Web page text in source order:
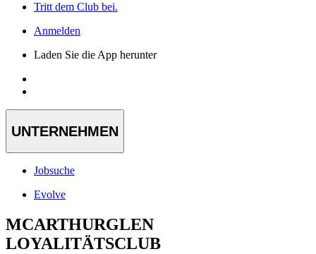
Tritt dem Club bei.
Anmelden
Laden Sie die App herunter
UNTERNEHMEN
Jobsuche
Evolve
MCARTHURGLEN
LOYALITÄTSCLUB